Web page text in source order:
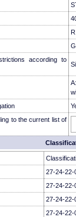
according to
to the current list of
27-24-22-
27-24-22-
27-24-22-
27-24-22-